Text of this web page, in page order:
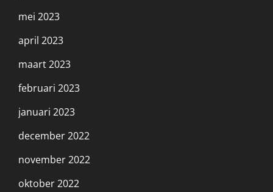
mei 2023
april 2023
maart 2023
februari 2023
januari 2023
december 2022
november 2022
oktober 2022